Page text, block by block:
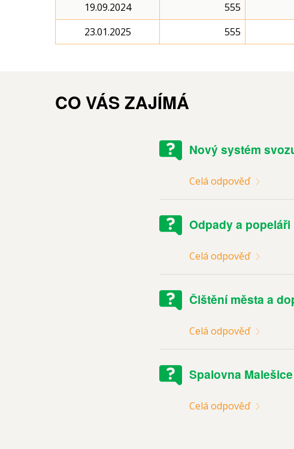
19.09.2024
555
23.01.2025
555
CO VÁS ZAJÍMÁ
Nový systém
Celá odpověď
Odpady a popeláři
Celá odpověď
Čištění města a
Celá odpověď
Spalovna Malešice
Celá odpověď